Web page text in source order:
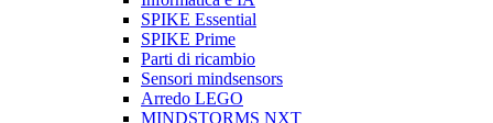
SPIKE Essential
SPIKE Prime
Parti di ricambio
Sensori mindsensors
Arredo LEGO
MINDSTORMS NXT